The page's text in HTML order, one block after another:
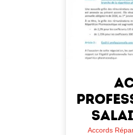
Accords